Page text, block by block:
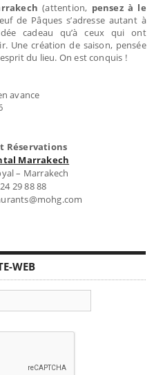
(attention, pensez à le
de Pâques s’adresse autant à
cadeau qu’à ceux qui ont
Une création de saison, pensée
du lieu. On est conquis !
avance
Réservations
Marrakech
– Marrakech
29 88 88
WEB